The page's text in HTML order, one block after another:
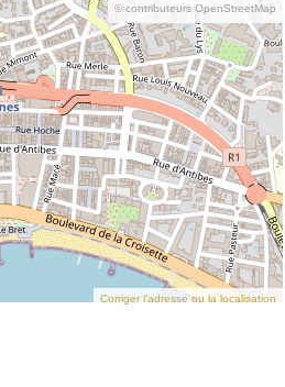
© contributeurs OpenStreetMap
Corriger l’adresse ou la localisation